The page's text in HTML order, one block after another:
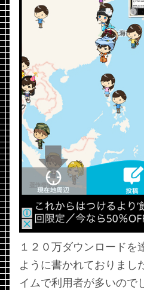
１２０万ダウンロードを
ように書かれておりまし
イムで利用者が多いので